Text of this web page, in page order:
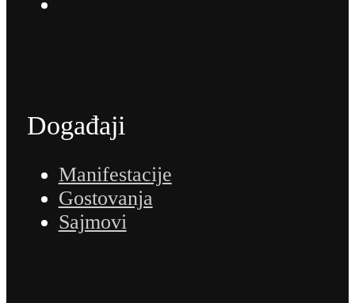
Događaji
Manifestacije
Gostovanja
Sajmovi